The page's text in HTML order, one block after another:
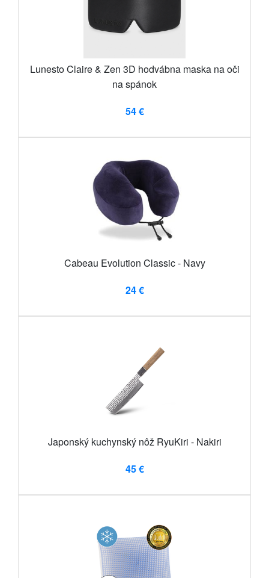
Lunesto Claire & Zen 3D hodvábna maska ​​na oči
na spánok
54 €
Cabeau Evolution Classic - Navy
24 €
Japonský kuchynský nôž RyuKiri - Nakiri
45 €